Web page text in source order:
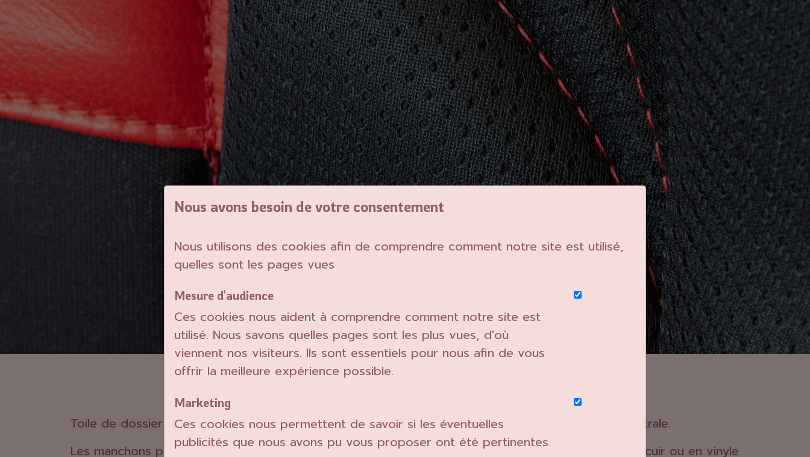
Toile de dossier constituée de trois pièces, un manchon droit, un manchon gauche et une jupe centrale.
Les manchons peuvent être conçus en cuir, vinyle et nylon imperméable ou en renfort sur nylon en cuir ou en vinyle
Nous avons besoin de votre consentement
Nous utilisons des cookies afin de comprendre comment notre site est utilisé,
quelles sont les pages vues
Mesure d'audience
Ces cookies nous aident à comprendre comment notre site est
utilisé. Nous savons quelles pages sont les plus vues, d'où
viennent nos visiteurs. Ils sont essentiels pour nous afin de vous
offrir la meilleure expérience possible.
Marketing
Ces cookies nous permettent de savoir si les éventuelles
publicités que nous avons pu vous proposer ont été pertinentes.